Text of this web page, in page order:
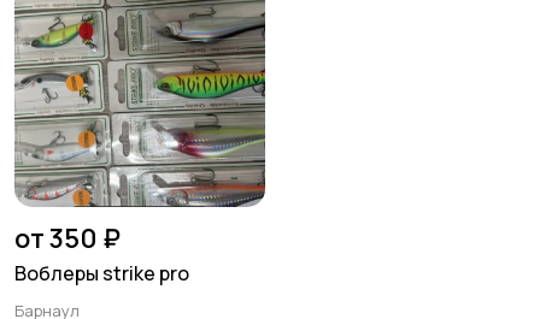
от 350 ₽
Воблеры strike pro
Барнаул